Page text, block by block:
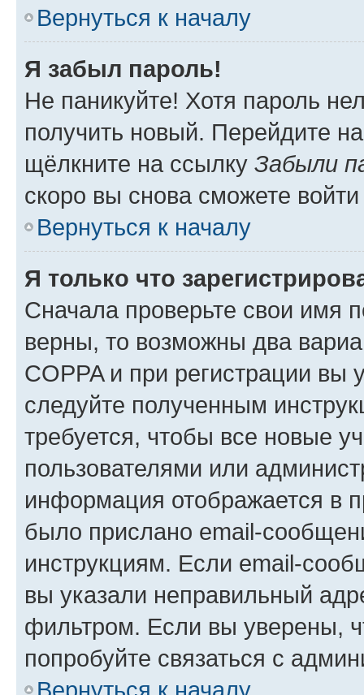
Вернуться к началу
Я забыл пароль!
Не паникуйте! Хотя пароль
получить новый. Перейдите
щёлкните на ссылку Забыли
скоро вы снова сможете
Вернуться к началу
Я только что
Сначала проверьте свои имя
верны, то возможны два
COPPA и при регистрации вы
следуйте полученным
требуется, чтобы все новые
пользователями или
информация отображается в
было прислано email-
инструкциям. Если email-
вы указали неправильный
фильтром. Если вы уверены,
попробуйте связаться с
Вернуться к началу